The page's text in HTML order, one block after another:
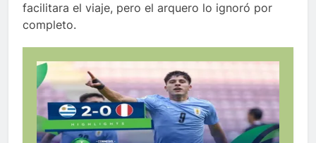
facilitara el viaje, pero el arquero lo ignoró por
completo.